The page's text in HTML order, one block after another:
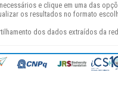
e clique em uma das
os resultados no formato
dos dados extraídos da